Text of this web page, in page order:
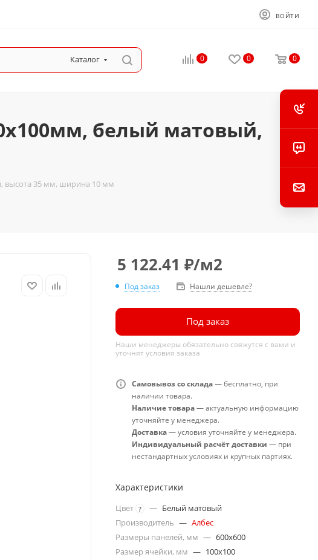
ВОЙТИ
Каталог 0 0 0
белый матовый,
высота 35 мм, ширина 10 мм
5 122.41 ₽/м2
Под заказ Нашли дешевле?
Под заказ
Наши менеджеры обязательно свяжутся с вами и
уточнят условия заказа
Самовывоз со склада— бесплатно, при
наличии товара.
Наличие товара— актуальную информацию
уточняйте у менеджера.
Доставка— условия уточняйте у менеджера.
Индивидуальный расчёт доставки — при
нестандартных условиях и крупных партиях.
Характеристики
Цвет ? — Белый матовый
Производитель — Албес
Размеры панелей, мм — 600x600
Размер ячейки, мм — 100x100